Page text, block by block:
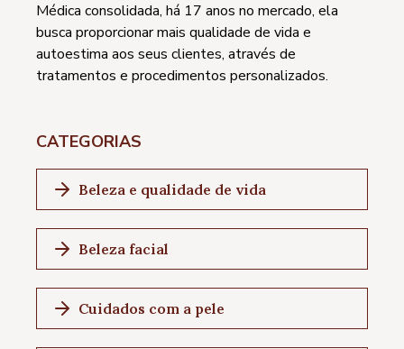
Médica consolidada, há 17 anos no mercado, ela
busca proporcionar mais qualidade de vida e
autoestima aos seus clientes, através de
tratamentos e procedimentos personalizados.
CATEGORIAS
Beleza e qualidade de vida
Beleza facial
Cuidados com a pele